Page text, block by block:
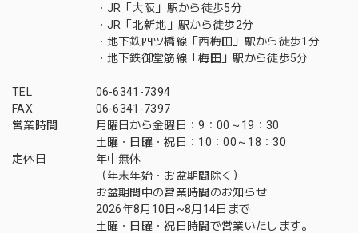
・JR「大阪」駅から徒歩5分
・JR「北新地」駅から徒歩2分
・地下鉄四ツ橋線「西梅田」駅から徒歩1分
・地下鉄御堂筋線「梅田」駅から徒歩5分
TEL
06-6341-7394
FAX
06-6341-7397
営業時間
月曜日から金曜日：9：00～19：30
土曜・日曜・祝日：10：00～18：30
定休日
年中無休
（年末年始・お盆期間除く）
お盆期間中の営業時間のお知らせ
2026年8月10日~8月14日まで
土曜・日曜・祝日時間で営業いたします。